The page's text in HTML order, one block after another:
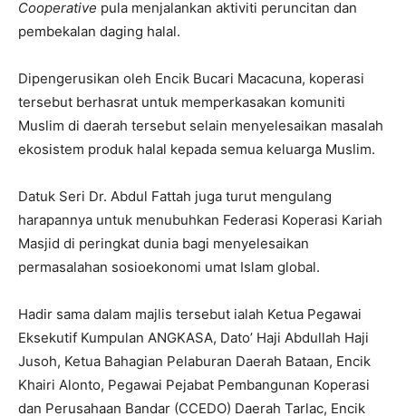
Cooperative pula menjalankan aktiviti peruncitan dan
pembekalan daging halal.
Dipengerusikan oleh Encik Bucari Macacuna, koperasi
tersebut berhasrat untuk memperkasakan komuniti
Muslim di daerah tersebut selain menyelesaikan masalah
ekosistem produk halal kepada semua keluarga Muslim.
Datuk Seri Dr. Abdul Fattah juga turut mengulang
harapannya untuk menubuhkan Federasi Koperasi Kariah
Masjid di peringkat dunia bagi menyelesaikan
permasalahan sosioekonomi umat Islam global.
Hadir sama dalam majlis tersebut ialah Ketua Pegawai
Eksekutif Kumpulan ANGKASA, Dato’ Haji Abdullah Haji
Jusoh, Ketua Bahagian Pelaburan Daerah Bataan, Encik
Khairi Alonto, Pegawai Pejabat Pembangunan Koperasi
dan Perusahaan Bandar (CCEDO) Daerah Tarlac, Encik